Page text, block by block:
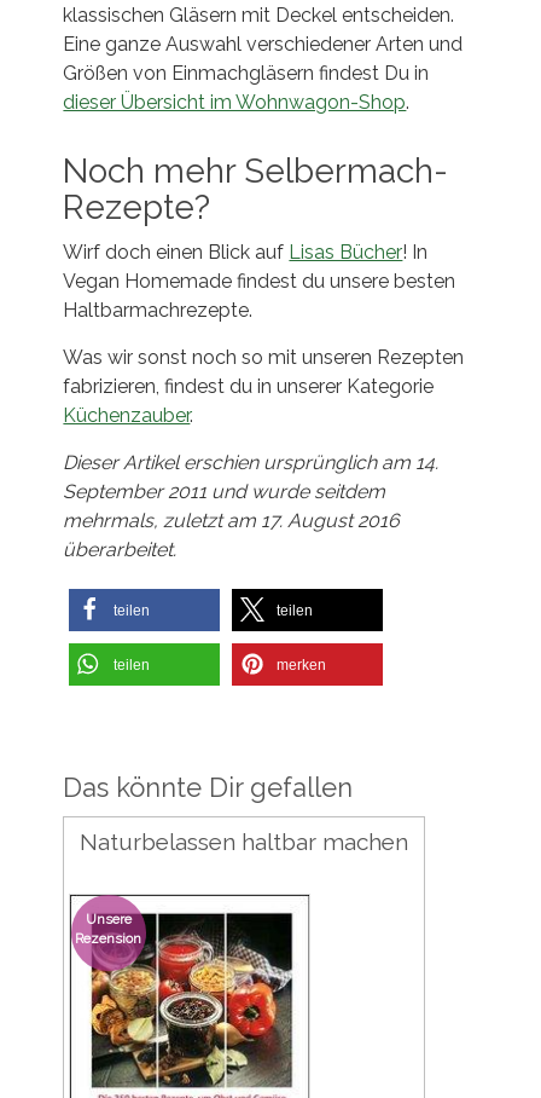
klassischen Gläsern mit Deckel entscheiden.
Eine ganze Auswahl verschiedener Arten und
Größen von Einmachgläsern findest Du in
dieser Übersicht im Wohnwagon-Shop.
Noch mehr Selbermach-
Rezepte?
Wirf doch einen Blick auf Lisas Bücher! In
Vegan Homemade findest du unsere besten
Haltbarmachrezepte.
Was wir sonst noch so mit unseren Rezepten
fabrizieren, findest du in unserer Kategorie
Küchenzauber.
Dieser Artikel erschien ursprünglich am 14.
September 2011 und wurde seitdem
mehrmals, zuletzt am 17. August 2016
überarbeitet.
teilen teilen
teilen merken
Das könnte Dir gefallen
Naturbelassen haltbar machen
Unsere
Rezension